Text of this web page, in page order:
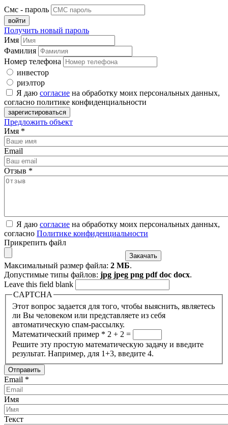
Смс - пароль
Получить новый пароль
Имя
Фамилия
Номер телефона
инвестор
риэлтор
Я даю согласие на обработку моих персональных данных,
согласно политике конфиденциальности
Предложить объект
Имя *
Email
Отзыв *
Я даю согласие на обработку моих персональных данных,
согласно Политике конфиденциальности
Прикрепить файл
Максимальный размер файла: 2 МБ.
Допустимые типы файлов: jpg jpeg png pdf doc docx.
Leave this field blank
CAPTCHA
Этот вопрос задается для того, чтобы выяснить, являетесь
ли Вы человеком или представляете из себя
автоматическую спам-рассылку.
Математический пример * 2 + 2 =
Решите эту простую математическую задачу и введите
результат. Например, для 1+3, введите 4.
Email *
Имя
Текст